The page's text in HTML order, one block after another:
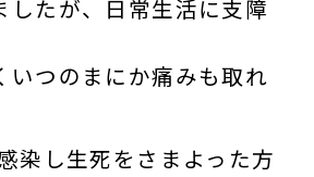
したが、日常生活に支障
いつのまにか痛みも取れ
染し生死をさまよった方